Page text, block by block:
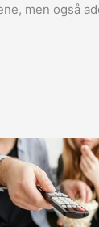
men også